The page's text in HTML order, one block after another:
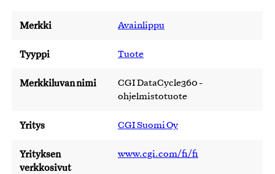
Merkki Avainlippu
Tyyppi Tuote
Merkkiluvan nimi
CGI DataCycle360 -
ohjelmistotuote
Yritys CGI Suomi Oy
Yrityksen
verkkosivut
www.cgi.com/fi/fi